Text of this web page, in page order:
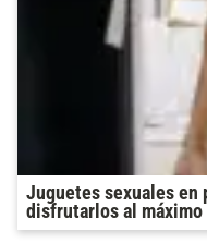
Juguetes sexuales en
disfrutarlos al máximo